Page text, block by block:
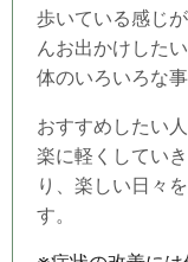
歩いている感じ
んお出かけした
体のいろいろな
おすすめしたい
楽に軽くしてい
り、楽しい日々
す。